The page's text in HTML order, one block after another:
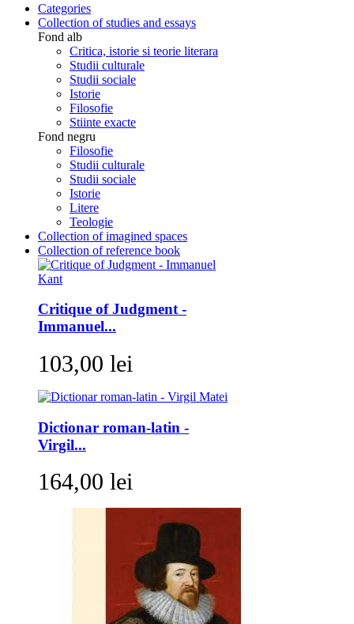
Categories
Collection of studies and essays
Fond alb
Critica, istorie si teorie literara
Studii culturale
Studii sociale
Istorie
Filosofie
Stiinte exacte
Fond negru
Filosofie
Studii culturale
Studii sociale
Istorie
Litere
Teologie
Collection of imagined spaces
Collection of reference book
Critique of Judgment -
Immanuel...
103,00 lei
Dictionar roman-latin -
Virgil...
164,00 lei